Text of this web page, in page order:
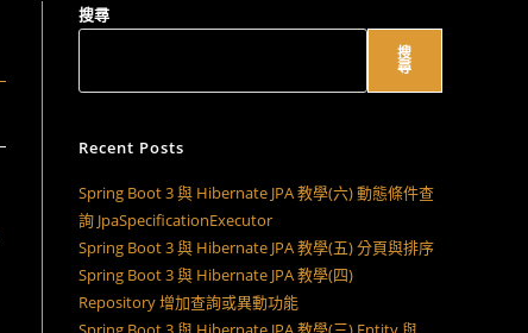
搜尋
搜
尋
Recent Posts
Spring Boot 3 與 Hibernate JPA 教學(六) 動態條件查
詢 JpaSpecificationExecutor
Spring Boot 3 與 Hibernate JPA 教學(五) 分頁與排序
Spring Boot 3 與 Hibernate JPA 教學(四)
Repository 增加查詢或異動功能